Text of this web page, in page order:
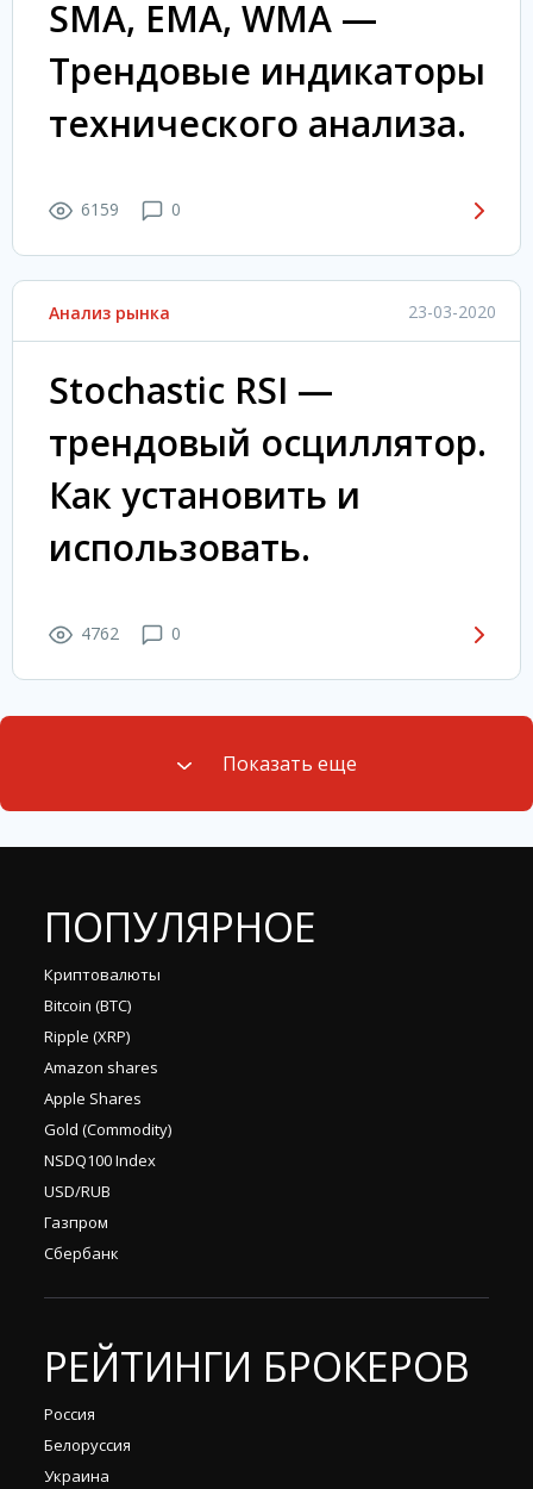
SMA, EMA, WMA —
Трендовые индикаторы
технического анализа.
6159 0
Анализ рынка 23-03-2020
Stochastic RSI —
трендовый осциллятор.
Как установить и
использовать.
4762 0
Показать еще
ПОПУЛЯРНОЕ
Криптовалюты
Bitcoin (BTC)
Ripple (XRP)
Amazon shares
Apple Shares
Gold (Commodity)
NSDQ100 Index
USD/RUB
Газпром
Сбербанк
РЕЙТИНГИ БРОКЕРОВ
Россия
Белоруссия
Украина